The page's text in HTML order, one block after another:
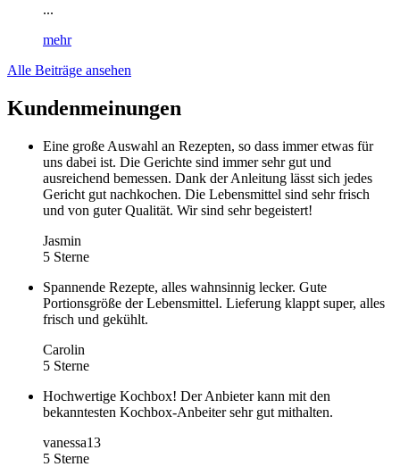
...
mehr
Alle Beiträge ansehen
Kundenmeinungen
Eine große Auswahl an Rezepten, so dass immer etwas für
uns dabei ist. Die Gerichte sind immer sehr gut und
ausreichend bemessen. Dank der Anleitung lässt sich jedes
Gericht gut nachkochen. Die Lebensmittel sind sehr frisch
und von guter Qualität. Wir sind sehr begeistert!
Jasmin
5 Sterne
Spannende Rezepte, alles wahnsinnig lecker. Gute
Portionsgröße der Lebensmittel. Lieferung klappt super, alles
frisch und gekühlt.
Carolin
5 Sterne
Hochwertige Kochbox! Der Anbieter kann mit den
bekanntesten Kochbox-Anbeiter sehr gut mithalten.
vanessa13
5 Sterne